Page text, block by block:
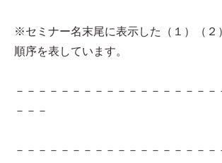
※セミナー名末尾に表示した（１）（２
順序を表しています。
－－－－－－－－－－－－－－－－－－
－－－
－－－－－－－－－－－－－－－－－－